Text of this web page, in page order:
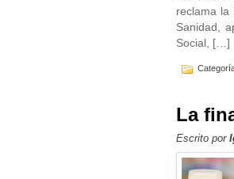
reclama la
Sanidad,
Social, […]
La
Escrito por